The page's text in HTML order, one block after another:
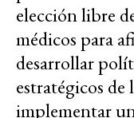
elección libre
médicos para
desarrollar
estratégicos
implementar